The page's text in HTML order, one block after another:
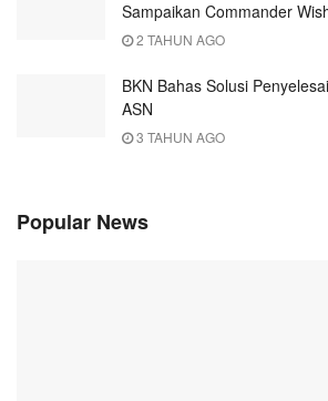
Sampaikan Commander
2 TAHUN AGO
BKN Bahas Solusi
ASN
3 TAHUN AGO
Popular News